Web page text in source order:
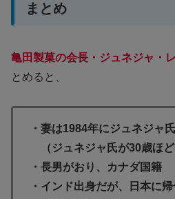
まとめ
亀田製菓の会長・ ジュネジャ・
とめると、
・妻は1984年にジュネジャ
（ジュネジャ氏が30歳ほど
・長男がおり、カナダ国籍
・インド出身だが、日本に